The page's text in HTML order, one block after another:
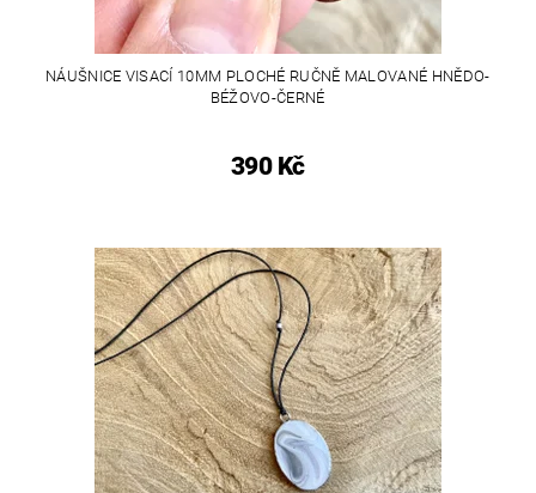
NÁUŠNICE VISACÍ 10MM PLOCHÉ RUČNĚ MALOVANÉ HNĚDO-
BÉŽOVO-ČERNÉ
390 Kč